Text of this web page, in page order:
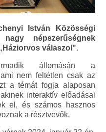
István Közösségi
népszerűségnek
válaszol".
állomásán a
nem feltétlen csak az
a témát fogja alaposan
interaktív előadásai
el, és számos hasznos
a résztvevők.